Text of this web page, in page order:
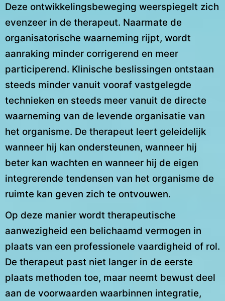
Deze ontwikkelingsbeweging weerspiegelt zich
evenzeer in de therapeut. Naarmate de
organisatorische waarneming rijpt, wordt
aanraking minder corrigerend en meer
participerend. Klinische beslissingen ontstaan
steeds minder vanuit vooraf vastgelegde
technieken en steeds meer vanuit de directe
waarneming van de levende organisatie van
het organisme. De therapeut leert geleidelijk
wanneer hij kan ondersteunen, wanneer hij
beter kan wachten en wanneer hij de eigen
integrerende tendensen van het organisme de
ruimte kan geven zich te ontvouwen.
Op deze manier wordt therapeutische
aanwezigheid een belichaamd vermogen in
plaats van een professionele vaardigheid of rol.
De therapeut past niet langer in de eerste
plaats methoden toe, maar neemt bewust deel
aan de voorwaarden waarbinnen integratie,